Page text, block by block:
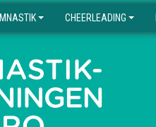
CHEERLEADING